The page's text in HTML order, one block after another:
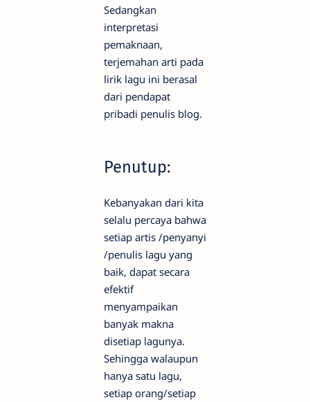
Sedangkan
interpretasi
pemaknaan,
terjemahan arti pada
lirik lagu ini berasal
dari pendapat
pribadi penulis blog.
Penutup:
Kebanyakan dari kita
selalu percaya bahwa
setiap artis /penyanyi
/penulis lagu yang
baik, dapat secara
efektif
menyampaikan
banyak makna
disetiap lagunya.
Sehingga walaupun
hanya satu lagu,
setiap orang/setiap